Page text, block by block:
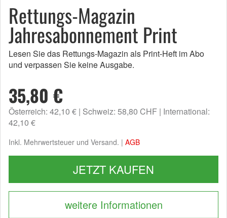
Rettungs-Magazin
Jahresabonnement Print
Lesen Sie das Rettungs-Magazin als Print-Heft im Abo
und verpassen Sie keine Ausgabe.
35,80 €
Österreich: 42,10 € Schweiz: 58,80 CHF International:
42,10 €
Inkl. Mehrwertsteuer und Versand. | AGB
JETZT KAUFEN
weitere Informationen